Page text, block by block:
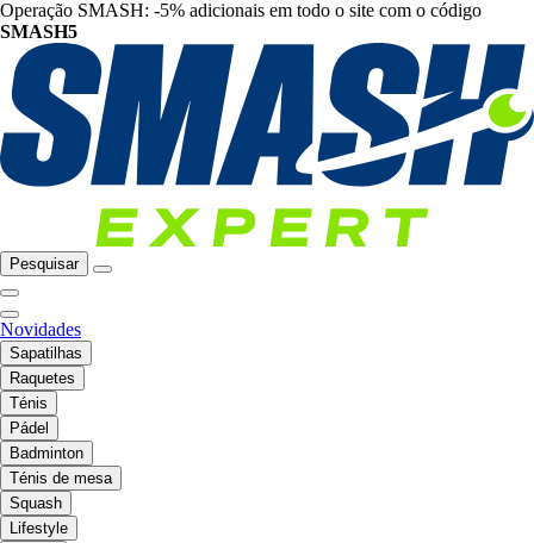
Operação SMASH: -5% adicionais em todo o site com o código
SMASH5
Pesquisar
Novidades
Sapatilhas
Raquetes
Ténis
Pádel
Badminton
Ténis de mesa
Squash
Lifestyle